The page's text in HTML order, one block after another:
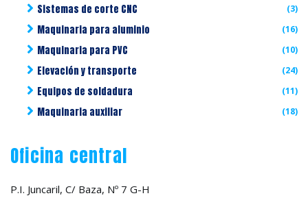
Sistemas de corte CNC (3)
Maquinaria para aluminio (16)
Maquinaria para PVC (10)
Elevación y transporte (24)
Equipos de soldadura (11)
Maquinaria auxiliar (18)
Oficina central
P.I. Juncaril, C/ Baza, Nº 7 G-H